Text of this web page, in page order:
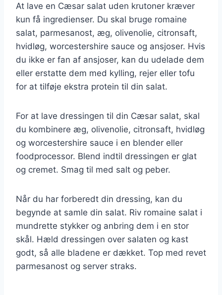
At lave en Cæsar salat uden krutoner kræver
kun få ingredienser. Du skal bruge romaine
salat, parmesanost, æg, olivenolie, citronsaft,
hvidløg, worcestershire sauce og ansjoser. Hvis
du ikke er fan af ansjoser, kan du udelade dem
eller erstatte dem med kylling, rejer eller tofu
for at tilføje ekstra protein til din salat.
For at lave dressingen til din Cæsar salat, skal
du kombinere æg, olivenolie, citronsaft, hvidløg
og worcestershire sauce i en blender eller
foodprocessor. Blend indtil dressingen er glat
og cremet. Smag til med salt og peber.
Når du har forberedt din dressing, kan du
begynde at samle din salat. Riv romaine salat i
mundrette stykker og anbring dem i en stor
skål. Hæld dressingen over salaten og kast
godt, så alle bladene er dækket. Top med revet
parmesanost og server straks.